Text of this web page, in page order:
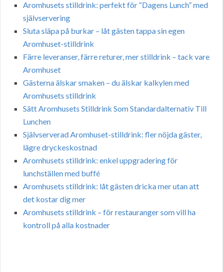
Aromhusets stilldrink: perfekt för “Dagens Lunch” med
självservering
Sluta släpa på burkar – låt gästen tappa sin egen
Aromhuset-stilldrink
Färre leveranser, färre returer, mer stilldrink – tack vare
Aromhuset
Gästerna älskar smaken – du älskar kalkylen med
Aromhusets stilldrink
Sätt Aromhusets Stilldrink Som Standardalternativ Till
Lunchen
Självserverad Aromhuset-stilldrink: fler nöjda gäster,
lägre dryckeskostnad
Aromhusets stilldrink: enkel uppgradering för
lunchställen med buffé
Aromhusets stilldrink: låt gästen dricka mer utan att
det kostar dig mer
Aromhusets stilldrink – för restauranger som vill ha
kontroll på alla kostnader